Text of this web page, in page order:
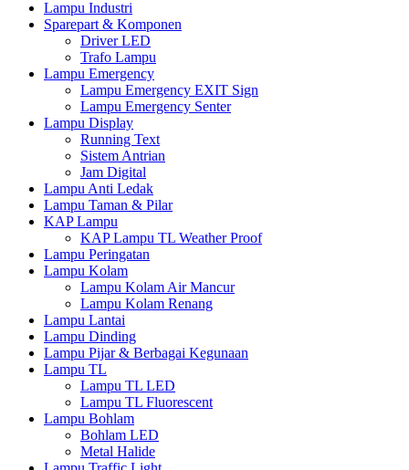
Lampu Industri
Sparepart & Komponen
Driver LED
Trafo Lampu
Lampu Emergency
Lampu Emergency EXIT Sign
Lampu Emergency Senter
Lampu Display
Running Text
Sistem Antrian
Jam Digital
Lampu Anti Ledak
Lampu Taman & Pilar
KAP Lampu
KAP Lampu TL Weather Proof
Lampu Peringatan
Lampu Kolam
Lampu Kolam Air Mancur
Lampu Kolam Renang
Lampu Lantai
Lampu Dinding
Lampu Pijar & Berbagai Kegunaan
Lampu TL
Lampu TL LED
Lampu TL Fluorescent
Lampu Bohlam
Bohlam LED
Metal Halide